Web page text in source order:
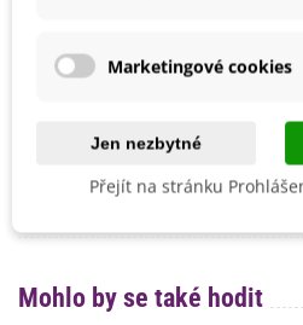
Odrůda
Září
Mohlo by se také hodit
Marketingové cookies
Jen nezbytné
Přejít na stránku